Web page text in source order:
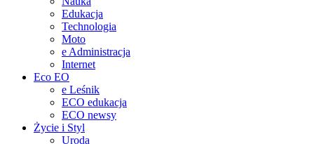
Edukacja
Technologia
Moto
e Administracja
Internet
Eco EO
e Leśnik
ECO edukacja
ECO newsy
Życie i Styl
Uroda